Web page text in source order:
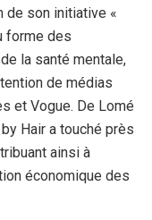
de son initiative «
forme des
la santé mentale,
de médias
et Vogue. De Lomé
Hair a touché près
ainsi à
économique des